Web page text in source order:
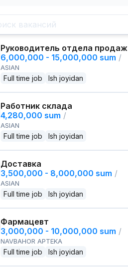
Руководитель отдела продаж
6,000,000 - 15,000,000 sum /
ASIAN
Full time job Ish joyidan
Работник склада
4,280,000 sum /
ASIAN
Full time job Ish joyidan
Доставка
3,500,000 - 8,000,000 sum /
ASIAN
Full time job Ish joyidan
Фармацевт
3,000,000 - 10,000,000 sum /
NAVBAHOR APTEKA
Full time job Ish joyidan